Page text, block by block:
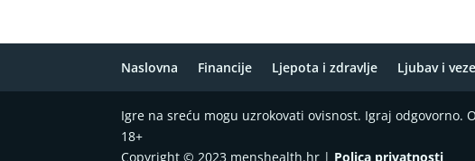
Naslovna Financije Ljepota i zdravlje Ljubav i veze
Igre na sreću mogu uzrokovati ovisnost. Igraj
18+
Copyright © 2023 menshealth.hr | Polica privatnosti